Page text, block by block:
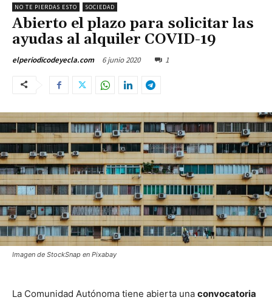
NO TE PIERDAS ESTO SOCIEDAD
Abierto el plazo para solicitar las
ayudas al alquiler COVID-19
elperiodicodeyecla.com 6 junio 2020 1
Imagen de StockSnap en Pixabay
La Comunidad Autónoma tiene abierta una convocatoria